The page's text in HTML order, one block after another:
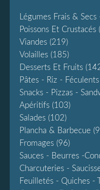
Légumes Frais &
Poissons Et Crustacés
Viandes (219)
Volailles (185)
Desserts Et Fruits
Pâtes - Riz - Féculents
Snacks - Pizzas -
Apéritifs (103)
Salades (102)
Plancha & Barbecue
Fromages (96)
Sauces - Beurres -
Charcuteries -
Feuilletés - Quiches -